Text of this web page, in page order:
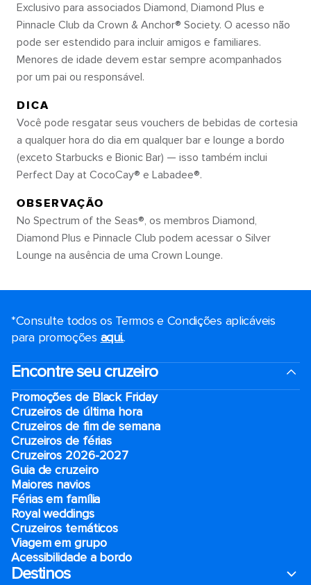
Exclusivo para associados Diamond, Diamond Plus e
Pinnacle Club da Crown & Anchor® Society. O acesso não
pode ser estendido para incluir amigos e familiares.
Menores de idade devem estar sempre acompanhados
por um pai ou responsável.
DICA
Você pode resgatar seus vouchers de bebidas de cortesia
a qualquer hora do dia em qualquer bar e lounge a bordo
(exceto Starbucks e Bionic Bar) — isso também inclui
Perfect Day at CocoCay® e Labadee®.
OBSERVAÇÃO
No Spectrum of the Seas®, os membros Diamond,
Diamond Plus e Pinnacle Club podem acessar o Silver
Lounge na ausência de uma Crown Lounge.
*Consulte todos os Termos e Condições aplicáveis ​​
para promoções aqui..
Encontre seu cruzeiro
Promoções de Black Friday
Cruzeiros de última hora
Cruzeiros de fim de semana
Cruzeiros de férias
Cruzeiros 2026-2027
Guia de cruzeiro
Maiores navios
Férias em família
Royal weddings
Cruzeiros temáticos
Viagem em grupo
Acessibilidade a bordo
Destinos